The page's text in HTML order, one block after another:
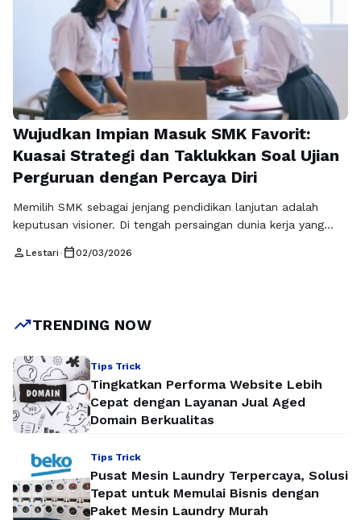
Wujudkan Impian Masuk SMK Favorit:
Kuasai Strategi dan Taklukkan Soal Ujian
Perguruan dengan Percaya Diri
Memilih SMK sebagai jenjang pendidikan lanjutan adalah
keputusan visioner. Di tengah persaingan dunia kerja yang
pembelajaran berbasis keterampilan dan kesiapan industri.
seleksi yang menuntut kesiapan …
person Lestari• calendar_today02/03/2026
trending_upTRENDING NOW
Tips Trick
Tingkatkan Performa Website Lebih
Cepat dengan Layanan Jual Aged
Domain Berkualitas
Tips Trick
Pusat Mesin Laundry Terpercaya, Solusi
Tepat untuk Memulai Bisnis dengan
Paket Mesin Laundry Murah